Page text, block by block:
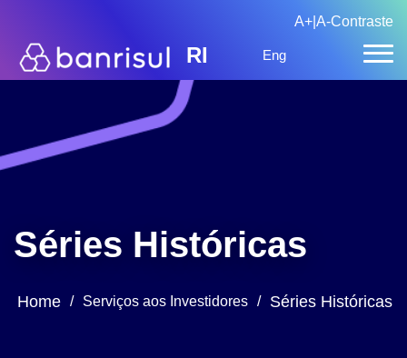
A+ A-Contraste
RI Eng
Séries Históricas
Home / Serviços aos Investidores / Séries Históricas